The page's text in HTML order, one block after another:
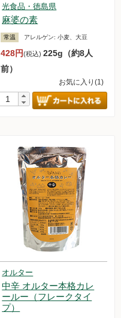
光食品・徳島県
麻婆の素
常温 アレルゲン:小麦、大豆
428円(税込)225g（約8人
前）
お気に入り(1)
オルター
中辛 オルター本格カレ
ールー（フレークタイ
プ）